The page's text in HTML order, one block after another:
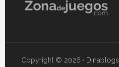
Copyright © 2026 · Dinablogs